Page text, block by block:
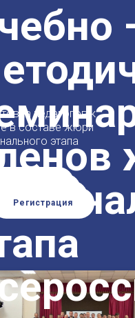
педагогов к
в составе жюри
этапа
регистрацию
Регистрация